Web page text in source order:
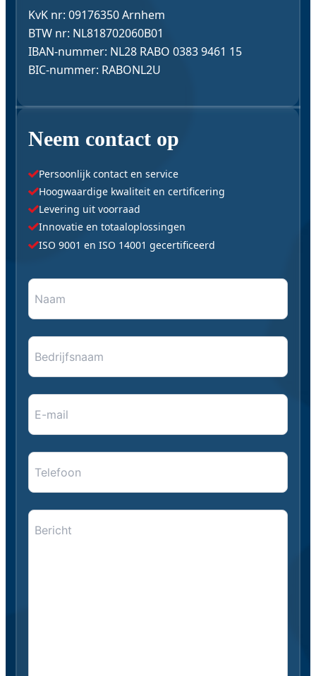
KvK nr: 09176350 Arnhem
BTW nr: NL818702060B01
IBAN-nummer: NL28 RABO 0383 9461 15
BIC-nummer: RABONL2U
Neem contact op
Persoonlijk contact en service
Hoogwaardige kwaliteit en certificering
Levering uit voorraad
Innovatie en totaaloplossingen
ISO 9001 en ISO 14001 gecertificeerd
"Naam
*
Bedrijfsnaam
E-
mail
**
Telefoon
Bericht
*